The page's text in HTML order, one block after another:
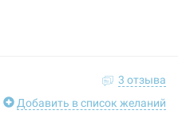
3 отзыва
Добавить в список желаний